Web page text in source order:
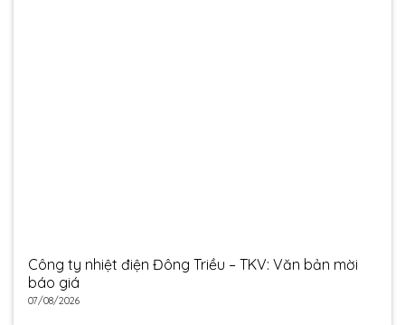
Công ty nhiệt điện Đông Triều – TKV: Văn bản mời
báo giá
07/08/2026